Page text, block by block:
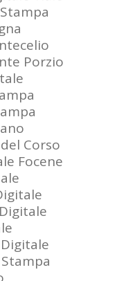
Stampa
Porzio
Corso
Focene
Stampa